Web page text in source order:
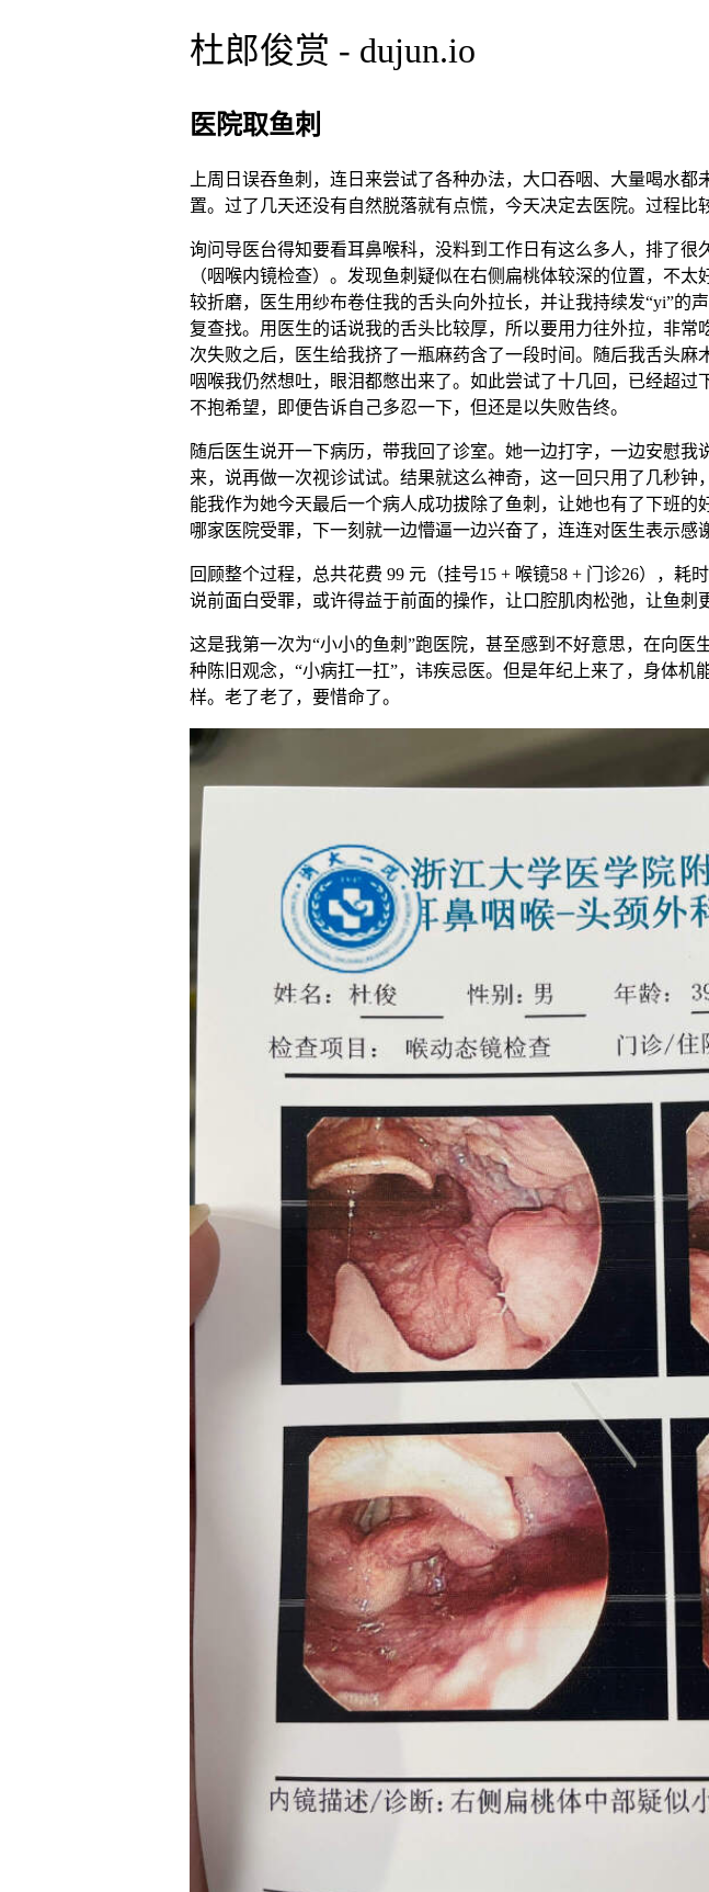
杜郎俊赏 - dujun.io
医院取鱼刺
上周日误吞鱼刺，连日来尝试了各种办法，大口吞咽、大量喝水
置。过了几天还没有自然脱落就有点慌，今天决定去医院。过程比
询问导医台得知要看耳鼻喉科，没料到工作日有这么多人，排了
（咽喉内镜检查）。发现鱼刺疑似在右侧扁桃体较深的位置，不
较折磨，医生用纱布卷住我的舌头向外拉长，并让我持续发“yi”的
复查找。用医生的话说我的舌头比较厚，所以要用力往外拉，非
次失败之后，医生给我挤了一瓶麻药含了一段时间。随后我舌头
咽喉我仍然想吐，眼泪都憋出来了。如此尝试了十几回，已经超
不抱希望，即便告诉自己多忍一下，但还是以失败告终。
随后医生说开一下病历，带我回了诊室。她一边打字，一边安慰
来，说再做一次视诊试试。结果就这么神奇，这一回只用了几秒
能我作为她今天最后一个病人成功拔除了鱼刺，让她也有了下班
哪家医院受罪，下一刻就一边懵逼一边兴奋了，连连对医生表示感
回顾整个过程，总共花费 99 元（挂号15 + 喉镜58 + 门诊26），
说前面白受罪，或许得益于前面的操作，让口腔肌肉松弛，让鱼刺
这是我第一次为“小小的鱼刺”跑医院，甚至感到不好意思，在向
种陈旧观念，“小病扛一扛”，讳疾忌医。但是年纪上来了，身体
样。老了老了，要惜命了。